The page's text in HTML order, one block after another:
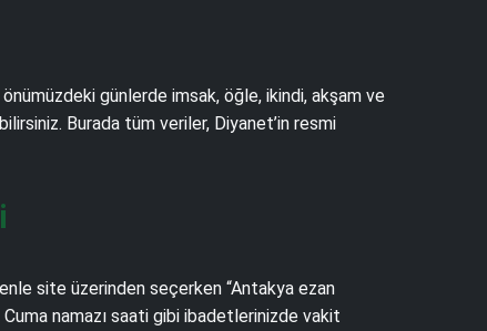
günlerde imsak, öğle, ikindi, akşam ve
Burada tüm veriler, Diyanet’in resmi
site üzerinden seçerken “Antakya ezan
namazı saati gibi ibadetlerinizde vakit